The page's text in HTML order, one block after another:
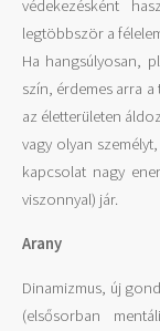
védekezésként
legtöbbször a
Ha hangsúlyosan,
szín, érdemes arra
az életterületen
vagy olyan
kapcsolat nagy
viszonnyal) jár.
Arany
Dinamizmus, új
(elsősorban